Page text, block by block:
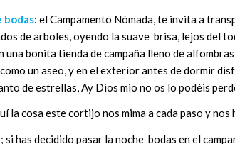
bodas: el Campamento Nómada, te invita a
de arboles, oyendo la suave brisa, lejos del
una bonita tienda de campaña lleno de
un aseo, y en el exterior antes de dormir
de estrellas, Ay Dios mio no os lo podéis
la cosa este cortijo nos mima a cada paso y
; si has decidido pasar la noche bodas en el